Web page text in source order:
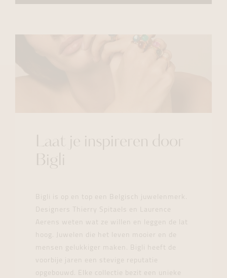
Laat je inspireren door
Bigli
Bigli is op en top een Belgisch juwelenmerk.
Designers Thierry Spitaels en Laurence
Aerens weten wat ze willen en leggen de lat
hoog. Juwelen die het leven mooier en de
mensen gelukkiger maken. Bigli heeft de
voorbije jaren een stevige reputatie
opgebouwd. Elke collectie bezit een unieke